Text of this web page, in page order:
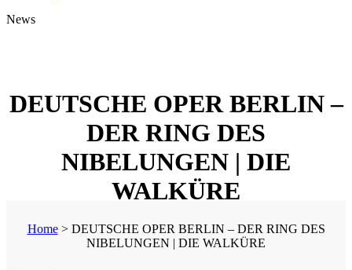
News
DEUTSCHE OPER BERLIN –
DER RING DES
NIBELUNGEN | DIE
WALKÜRE
Home> DEUTSCHE OPER BERLIN – DER RING DES
NIBELUNGEN | DIE WALKÜRE